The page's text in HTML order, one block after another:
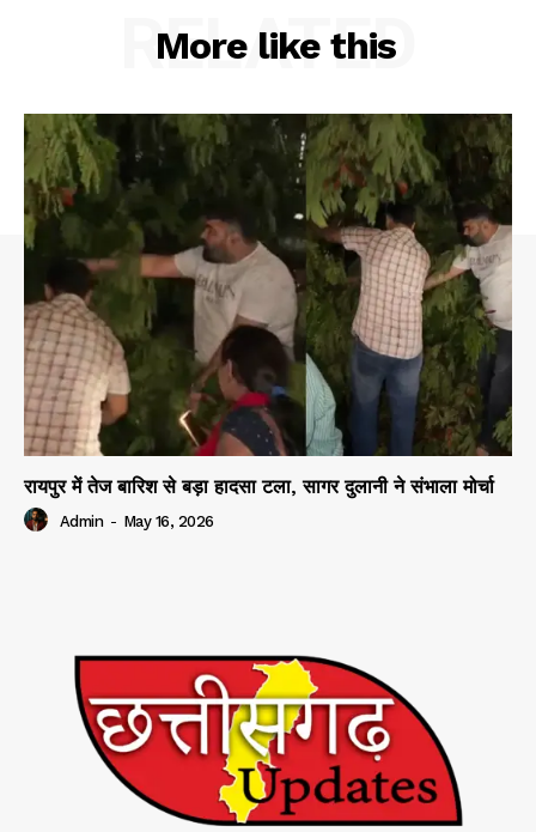
More like this
RELATED
रायपुर में तेज बारिश से बड़ा हादसा टला, सागर दुलानी ने संभाला मोर्चा
Admin - May 16, 2026